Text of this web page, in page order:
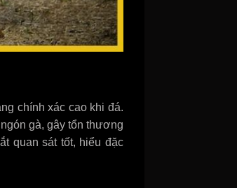
chính xác cao khi đá.
gà, gây tổn thương
quan sát tốt, hiểu đặc